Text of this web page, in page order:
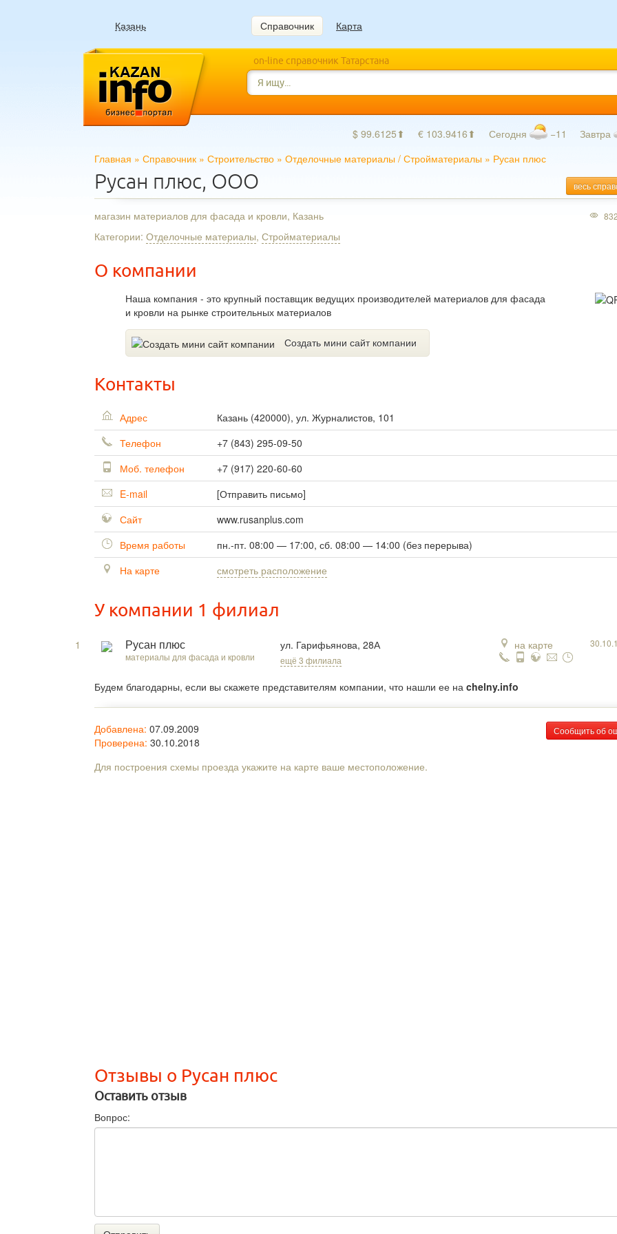
Казань Справочник Карта
on-line справочник Татарстана
$ 99.6125⬆ € 103.9416⬆ Сегодня −11 Завтра
Главная » Справочник » Строительство » Отделочные материалы / Стройматериалы » Русан плюс
весь
Русан плюс, ООО
магазин материалов для фасада и кровли, Казань
Категории: Отделочные материалы, Стройматериалы
О компании
Наша компания - это крупный поставщик ведущих производителей материалов для фасада
и кровли на рынке строительных материалов
Создать мини сайт компании
832
Контакты
Адрес Казань (420000), ул. Журналистов, 101
Телефон
+7 (843) 295-09-50
Моб. телефон
+7 (917) 220-60-60
E-mail
[Отправить письмо]
Сайт
www.rusanplus.com
Время работы
пн.-пт. 08:00 — 17:00, сб. 08:00 — 14:00 (без перерыва)
На карте
смотреть расположение
У компании 1 филиал
1
Русан плюс
материалы для фасада и кровли
ул. Гарифьянова, 28А
ещё 3 филиала
на карте
Будем благодарны, если вы скажете представителям компании, что нашли ее на chelny.info
Сообщить об
Добавлена: 07.09.2009
Проверена: 30.10.2018
Для построения схемы проезда укажите на карте ваше местоположение.
Отзывы о Русан плюс
Оставить отзыв
Вопрос: